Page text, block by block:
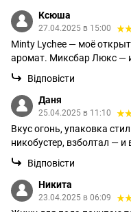
Ксюша
27.04.2025 в 15:00
Minty Lychee — моё
аромат. Миксбар Люкс —
Відповісти
Даня
25.04.2025 в 11:10
Вкус огонь, упаковка
никобустер, взболтал — и
Відповісти
Никита
23.04.2025 в 06:09